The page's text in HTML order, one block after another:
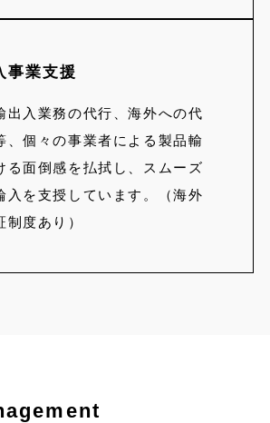
事業支援
出入業務の代行、海外への代
、個々の事業者による製品輸
る面倒感を払拭し、スムーズ
入を支授しています。（海外
度あり）